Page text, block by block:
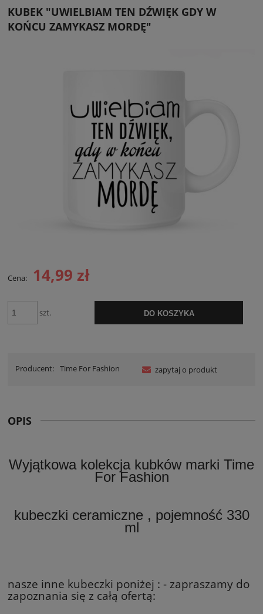
KUBEK "UWIELBIAM TEN DŹWIĘK GDY W
KOŃCU ZAMYKASZ MORDĘ"
Cena: 14,99 zł
szt. DO KOSZYKA
Producent: Time For Fashion zapytaj o produkt
OPIS
Wyjątkowa kolekcja kubków marki Time
For Fashion
kubeczki ceramiczne , pojemność 330
ml
nasze inne kubeczki poniżej : - zapraszamy do
zapoznania się z całą ofertą: